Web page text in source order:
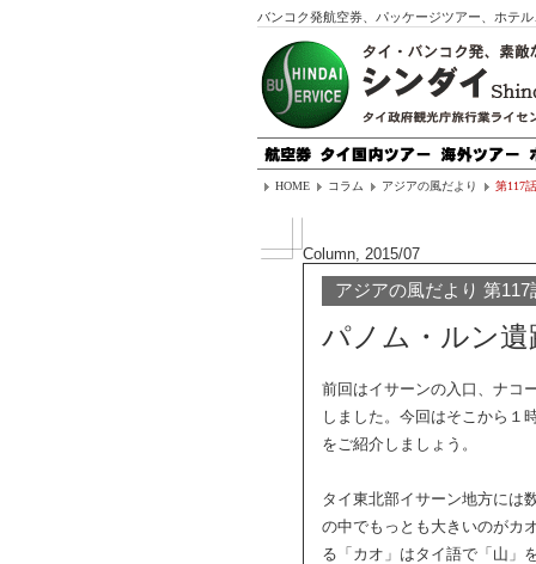
バンコク発航空券、パッケージツアー、ホテ
HOME コラム アジアの風だより 第117話
Column, 2015/07
アジアの風だより 第117
パノム・ルン遺
前回はイサーンの入口、ナコ
しました。今回はそこから１
をご紹介しましょう。
タイ東北部イサーン地方には
の中でもっとも大きいのがカ
る「カオ」はタイ語で「山」